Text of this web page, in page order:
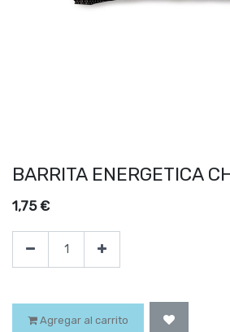
BARRITA ENERGETICA
1,75€
Agregar al carrito